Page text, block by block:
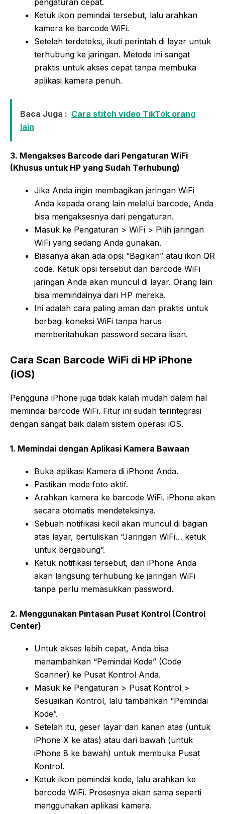
pengaturan cepat.
Ketuk ikon pemindai tersebut, lalu arahkan
kamera ke barcode WiFi.
Setelah terdeteksi, ikuti perintah di layar untuk
terhubung ke jaringan. Metode ini sangat
praktis untuk akses cepat tanpa membuka
aplikasi kamera penuh.
Baca Juga : Cara stitch video TikTok orang
lain
3. Mengakses Barcode dari Pengaturan WiFi
(Khusus untuk HP yang Sudah Terhubung)
Jika Anda ingin membagikan jaringan WiFi
Anda kepada orang lain melalui barcode, Anda
bisa mengaksesnya dari pengaturan.
Masuk ke Pengaturan > WiFi > Pilih jaringan
WiFi yang sedang Anda gunakan.
Biasanya akan ada opsi “Bagikan” atau ikon QR
code. Ketuk opsi tersebut dan barcode WiFi
jaringan Anda akan muncul di layar. Orang lain
bisa memindainya dari HP mereka.
Ini adalah cara paling aman dan praktis untuk
berbagi koneksi WiFi tanpa harus
memberitahukan password secara lisan.
Cara Scan Barcode WiFi di HP iPhone
(iOS)
Pengguna iPhone juga tidak kalah mudah dalam hal
memindai barcode WiFi. Fitur ini sudah terintegrasi
dengan sangat baik dalam sistem operasi iOS.
1. Memindai dengan Aplikasi Kamera Bawaan
Buka aplikasi Kamera di iPhone Anda.
Pastikan mode foto aktif.
Arahkan kamera ke barcode WiFi. iPhone akan
secara otomatis mendeteksinya.
Sebuah notifikasi kecil akan muncul di bagian
atas layar, bertuliskan “Jaringan WiFi… ketuk
untuk bergabung”.
Ketuk notifikasi tersebut, dan iPhone Anda
akan langsung terhubung ke jaringan WiFi
tanpa perlu memasukkan password.
2. Menggunakan Pintasan Pusat Kontrol (Control
Center)
Untuk akses lebih cepat, Anda bisa
menambahkan “Pemindai Kode” (Code
Scanner) ke Pusat Kontrol Anda.
Masuk ke Pengaturan > Pusat Kontrol >
Sesuaikan Kontrol, lalu tambahkan “Pemindai
Kode”.
Setelah itu, geser layar dari kanan atas (untuk
iPhone X ke atas) atau dari bawah (untuk
iPhone 8 ke bawah) untuk membuka Pusat
Kontrol.
Ketuk ikon pemindai kode, lalu arahkan ke
barcode WiFi. Prosesnya akan sama seperti
menggunakan aplikasi kamera.